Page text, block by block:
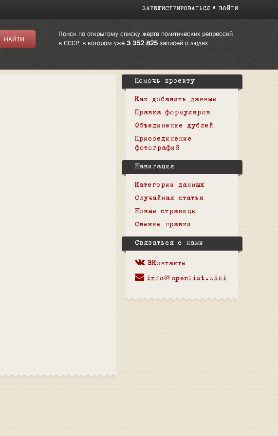
ЗАРЕГИСТРИРОВАТЬСЯ ВОЙТИ
Поиск по открытому списку жертв политических репрессий
в СССР, в котором уже 3 352 825записей о людях.
Помочь проекту
Как добавить данные
Правка формуляров
Объединение дублей
Присоединение
фотографий
Навигация
Категории данных
Случайная статья
Новые страницы
Свежие правки
Связаться с нами
ВКонтакте
info@openlist.wiki